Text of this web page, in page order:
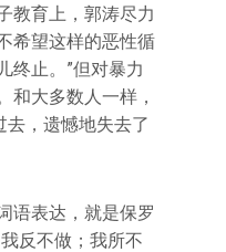
教育上，郭涛尽力
希望这样的恶性循
终止。”但对暴力
和大多数人一样，
去，遗憾地失去了
语表达，就是保罗
反不做；我所不